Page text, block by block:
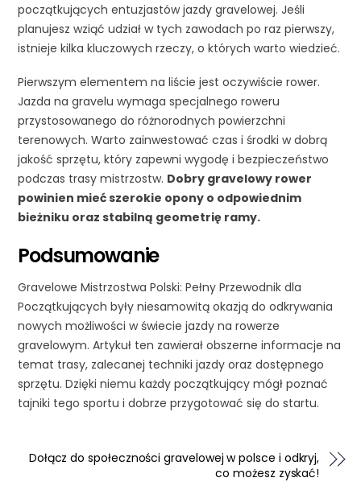
początkujących entuzjastów jazdy gravelowej. Jeśli
planujesz wziąć udział w tych zawodach po raz pierwszy,
istnieje kilka kluczowych rzeczy, o których warto wiedzieć.
Pierwszym elementem na liście jest oczywiście rower.
Jazda na gravelu wymaga specjalnego roweru
przystosowanego do różnorodnych powierzchni
terenowych. Warto zainwestować czas i środki w dobrą
jakość sprzętu, który zapewni wygodę i bezpieczeństwo
podczas trasy mistrzostw. Dobry gravelowy rower
powinien mieć szerokie opony o odpowiednim
bieżniku oraz stabilną geometrię ramy.
Podsumowanie
Gravelowe Mistrzostwa Polski: Pełny Przewodnik dla
Początkujących były niesamowitą okazją do odkrywania
nowych możliwości w świecie jazdy na rowerze
gravelowym. Artykuł ten zawierał obszerne informacje na
temat trasy, zalecanej techniki jazdy oraz dostępnego
sprzętu. Dzięki niemu każdy początkujący mógł poznać
tajniki tego sportu i dobrze przygotować się do startu.
Dołącz do społeczności gravelowej w polsce i odkryj,
co możesz zyskać!